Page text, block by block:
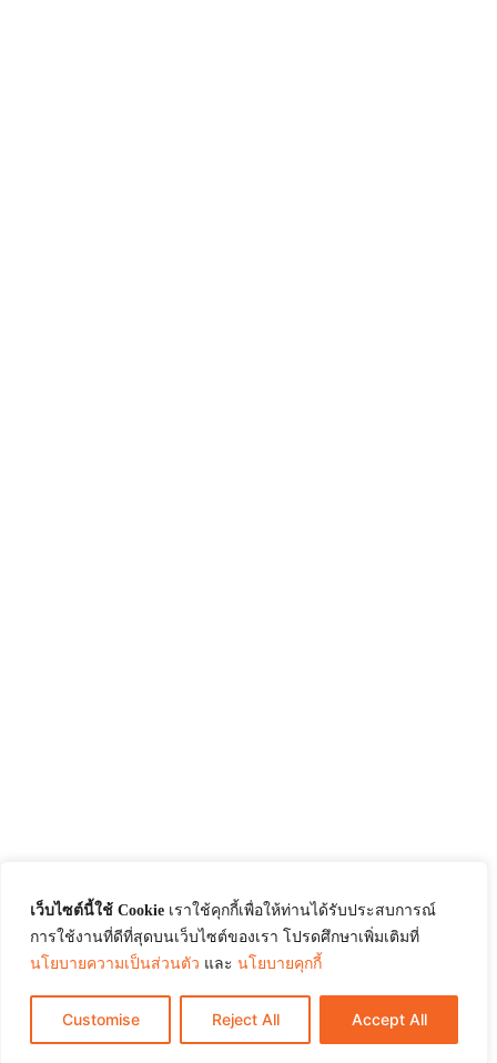
เว็บไซต์นี้ใช้ Cookie เราใช้คุกกี้เพื่อให้ท่านได้รับประสบการณ์
การใช้งานที่ดีที่สุดบนเว็บไซต์ของเรา โปรดศึกษาเพิ่มเติมที่
นโยบายความเป็นส่วนตัว และ นโยบายคุกกี้
Customise Reject All Accept All